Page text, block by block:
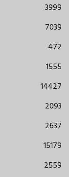
3999
7039
472
1555
14427
2093
2637
15179
2559